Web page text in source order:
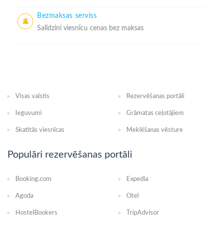
Bezmaksas serviss
Salīdzini viesnīcu cenas bez maksas
Visas valstis Rezervēšanas portāli
Ieguvumi Grāmatas ceļotājiem
Skatītās viesnīcas Meklēšanas vēsture
Populāri rezervēšanas portāli
Booking.com Expedia
Agoda Otel
HostelBookers TripAdvisor